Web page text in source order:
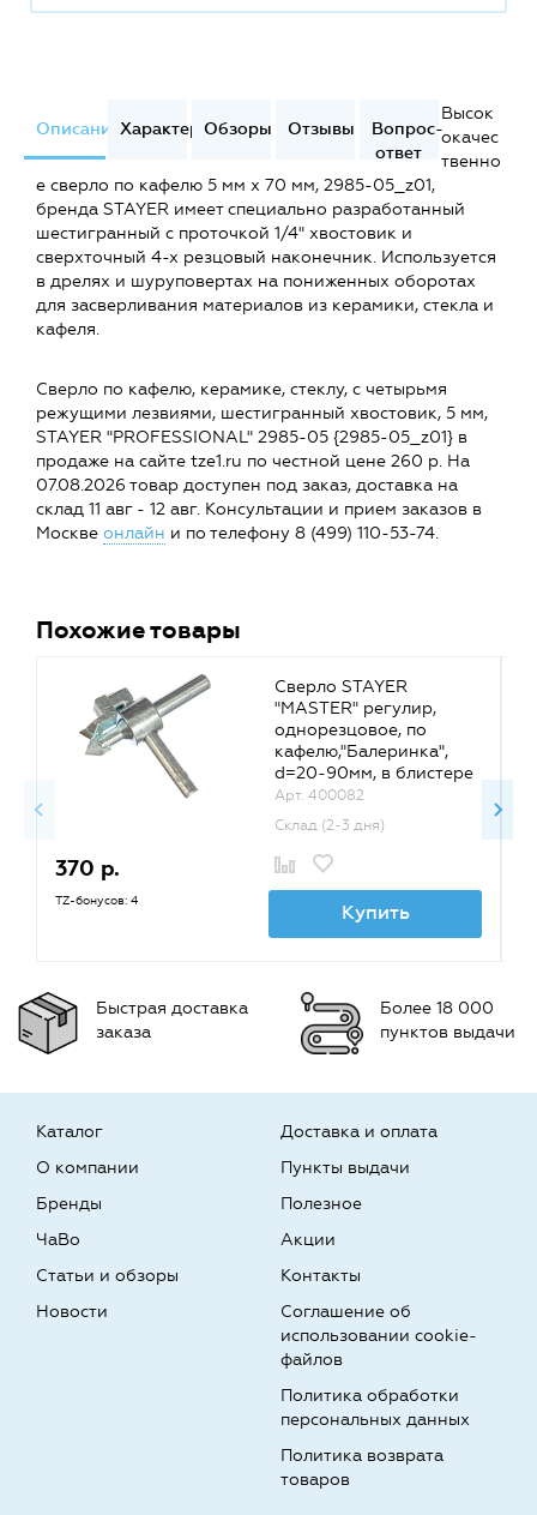
ОписаниеХарактеристики
Обзоры Отзывы
Вопрос-
ответ
Высок
окачес
твенно
е сверло по кафелю 5 мм х 70 мм, 2985-05_z01,
бренда STAYER имеет специально разработанный
шестигранный с проточкой 1/4" хвостовик и
сверхточный 4-х резцовый наконечник. Используется
в дрелях и шуруповертах на пониженных оборотах
для засверливания материалов из керамики, стекла и
кафеля.
Сверло по кафелю, керамике, стеклу, с четырьмя
режущими лезвиями, шестигранный хвостовик, 5 мм,
STAYER "PROFESSIONAL" 2985-05 {2985-05_z01} в
продаже на сайте tze1.ru по честной цене 260 р. На
07.08.2026 товар доступен под заказ, доставка на
склад 11 авг - 12 авг. Консультации и прием заказов в
Москве онлайн и по телефону 8 (499) 110-53-74.
Похожие товары
Сверло STAYER
"MASTER" регулир,
однорезцовое, по
кафелю,"Балеринка",
d=20-90мм, в блистере
{3330_z01}
Арт. 400082
Склад (2-3 дня)
370 р.
TZ-бонусов: 4 Купить
Быстрая доставка
заказа
Более 18 000
пунктов выдачи
Каталог
О компании
Бренды
Доставка и оплата
Пункты выдачи
Полезное
ЧаВо
Статьи и обзоры
Новости
Акции
Контакты
Соглашение об
использовании cookie-
файлов
Политика обработки
персональных данных
Политика возврата
товаров